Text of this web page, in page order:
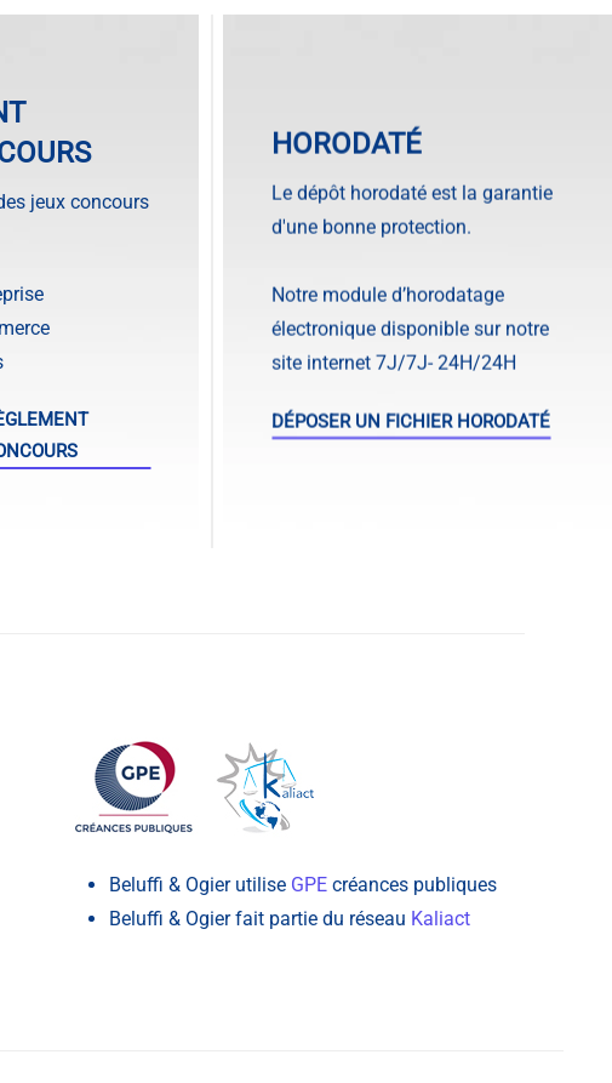
jeux concours
HORODATÉ
Le dépôt horodaté est la garantie
d'une bonne protection.
Notre module d’horodatage
électronique disponible sur notre
site internet 7J/7J- 24H/24H
DÉPOSER UN FICHIER HORODATÉ
Beluffi & Ogier utilise GPEcréances publiques
Beluffi & Ogier fait partie du réseau Kaliact